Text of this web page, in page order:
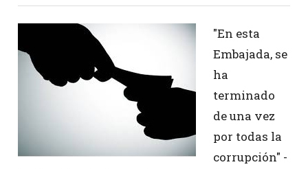
"En esta
Embajada, se
ha
terminado
de una vez
por todas la
corrupción" -